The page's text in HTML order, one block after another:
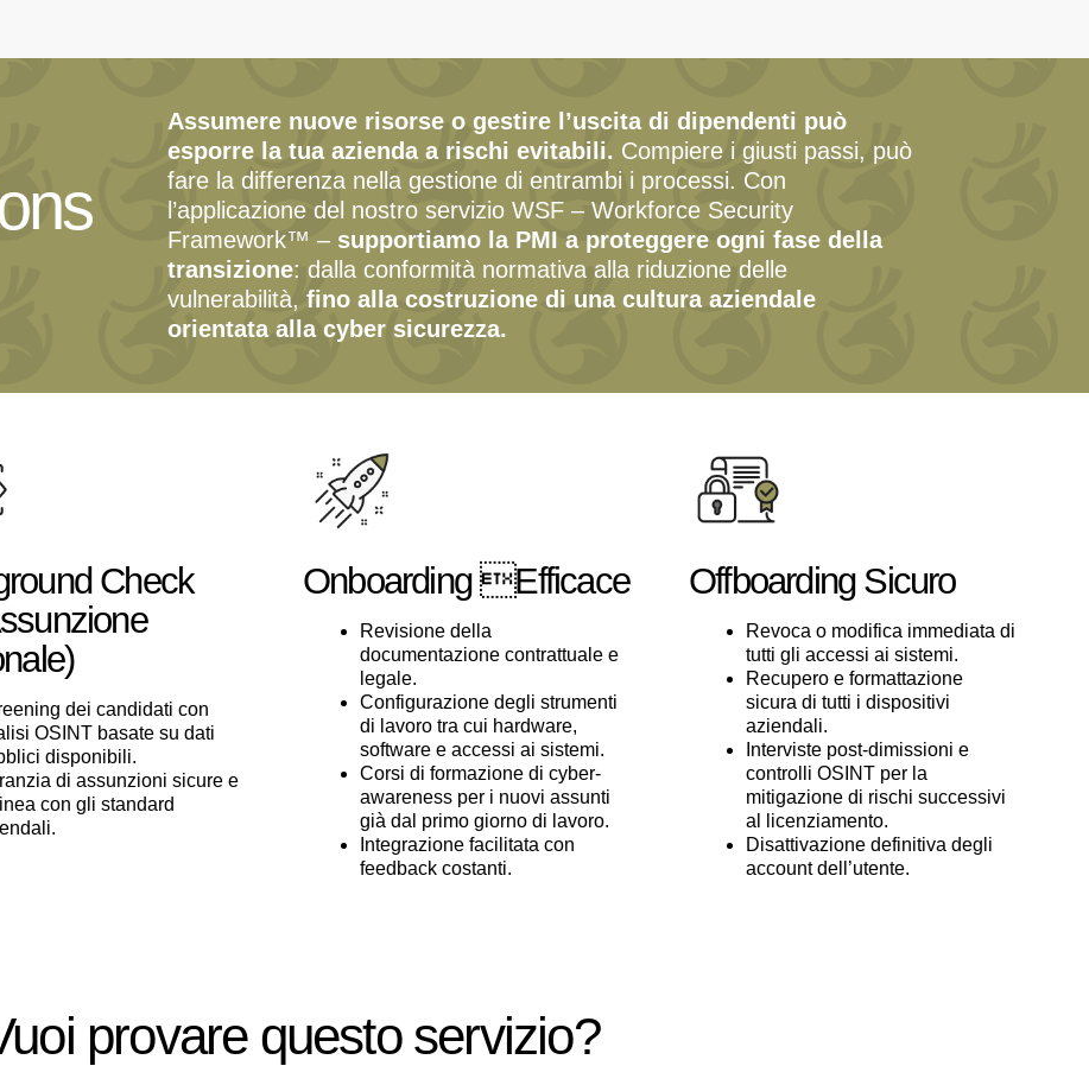
Assumere nuove risorse o gestire l’uscita di dipendenti può
esporre la tua azienda a rischi evitabili. Compiere i giusti passi, può
fare la differenza nella gestione di entrambi i processi. Con
l’applicazione del nostro servizio WSF – Workforce Security
Framework™ – supportiamo la PMI a proteggere ogni fase della
transizione: dalla conformità normativa alla riduzione delle
vulnerabilità, fino alla costruzione di una cultura aziendale
orientata alla cyber sicurezza.
Check
dei candidati con
OSINT basate su dati
disponibili.
di assunzioni sicure e
con gli standard
Onboarding Efficace
Revisione della
documentazione contrattuale e
legale.
Configurazione degli strumenti
di lavoro tra cui hardware,
software e accessi ai sistemi.
Corsi di formazione di cyber-
awareness per i nuovi assunti
già dal primo giorno di lavoro.
Integrazione facilitata con
feedback costanti.
Offboarding Sicuro
Revoca o modifica immediata di
tutti gli accessi ai sistemi.
Recupero e formattazione
sicura di tutti i dispositivi
aziendali.
Interviste post-dimissioni e
controlli OSINT per la
mitigazione di rischi successivi
al licenziamento.
Disattivazione definitiva degli
account dell’utente.
provare questo servizio?